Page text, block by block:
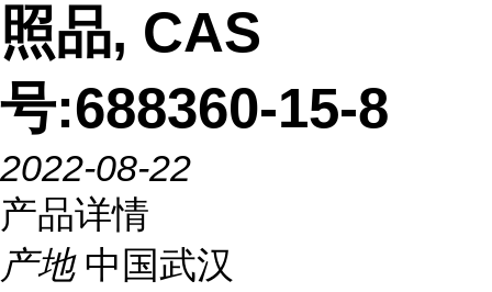
照品, CAS
号:688360-15-8
2022-08-22
产品详情
产地 中国武汉